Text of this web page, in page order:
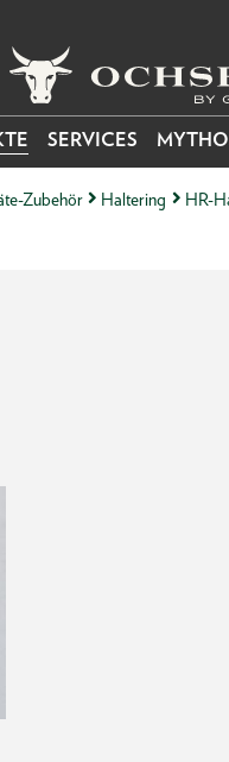
SERVICES
Zubehör Haltering HR-